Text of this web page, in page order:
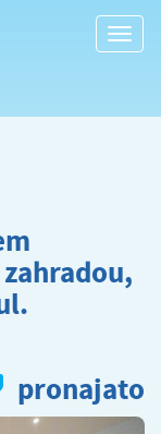
pronajato